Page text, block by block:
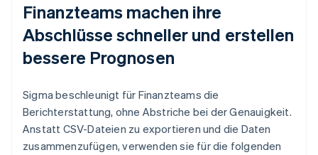
Finanzteams machen ihre
Abschlüsse schneller und erstellen
bessere Prognosen
Sigma beschleunigt für Finanzteams die
Berichterstattung, ohne Abstriche bei der Genauigkeit.
Anstatt CSV-Dateien zu exportieren und die Daten
zusammenzufügen, verwenden sie für die folgenden